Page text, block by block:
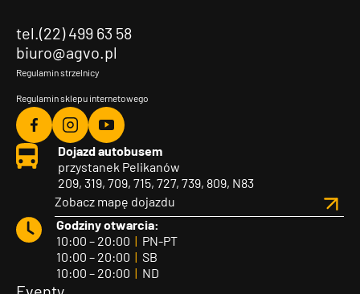
tel.(22) 499 63 58
biuro@agvo.pl
Regulamin strzelnicy
Regulamin sklepu internetowego
Agvo
Facebook
Agvo
Instagram
Agvo
YouTube
Dojazd autobusem
przystanek Pelikanów
209, 319, 709, 715, 727, 739, 809, N83
Zobacz mapę dojazdu
Godziny otwarcia:
10:00 – 20:00 | PN-PT
10:00 – 20:00 | SB
10:00 – 20:00 | ND